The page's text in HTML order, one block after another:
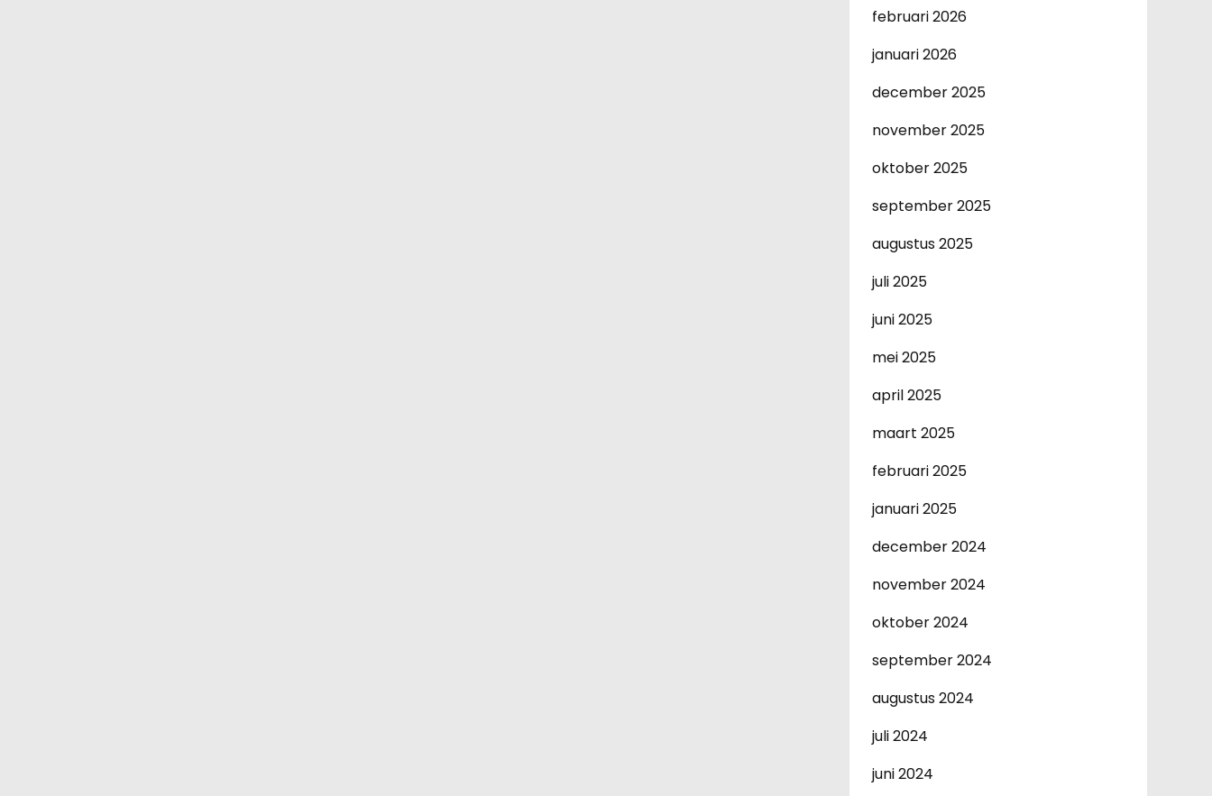
februari 2026
januari 2026
december 2025
november 2025
oktober 2025
september 2025
augustus 2025
juli 2025
juni 2025
mei 2025
april 2025
maart 2025
februari 2025
januari 2025
december 2024
november 2024
oktober 2024
september 2024
augustus 2024
juli 2024
juni 2024